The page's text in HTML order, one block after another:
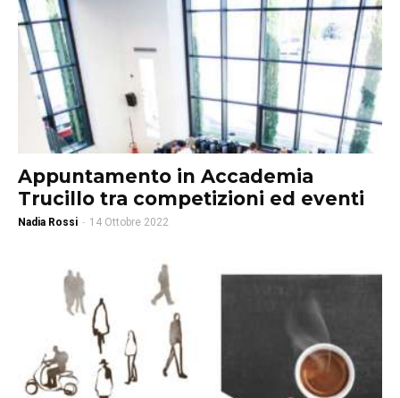
Appuntamento in Accademia
Trucillo tra competizioni ed eventi
Nadia Rossi - 14 Ottobre 2022